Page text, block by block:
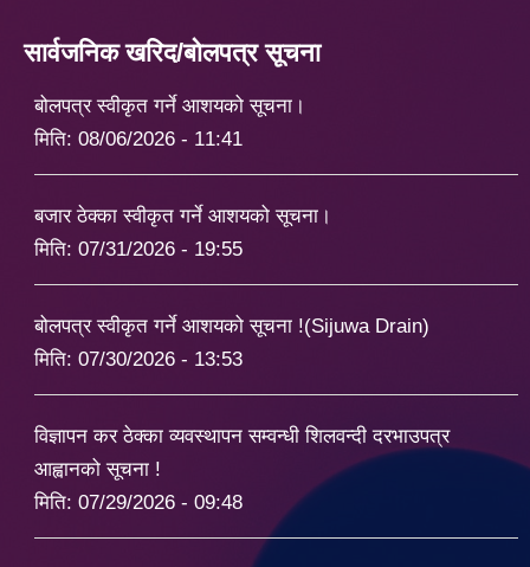
सार्वजनिक खरिद/बोलपत्र सूचना
बोलपत्र स्वीकृत गर्ने आशयको सूचना।
मिति: 08/06/2026 - 11:41
बजार ठेक्का स्वीकृत गर्ने आशयको सूचना।
मिति: 07/31/2026 - 19:55
बोलपत्र स्वीकृत गर्ने आशयको सूचना !(Sijuwa Drain)
मिति: 07/30/2026 - 13:53
विज्ञापन कर ठेक्का व्यवस्थापन सम्वन्धी शिलवन्दी दरभाउपत्र
आह्वानको सूचना !
मिति: 07/29/2026 - 09:48